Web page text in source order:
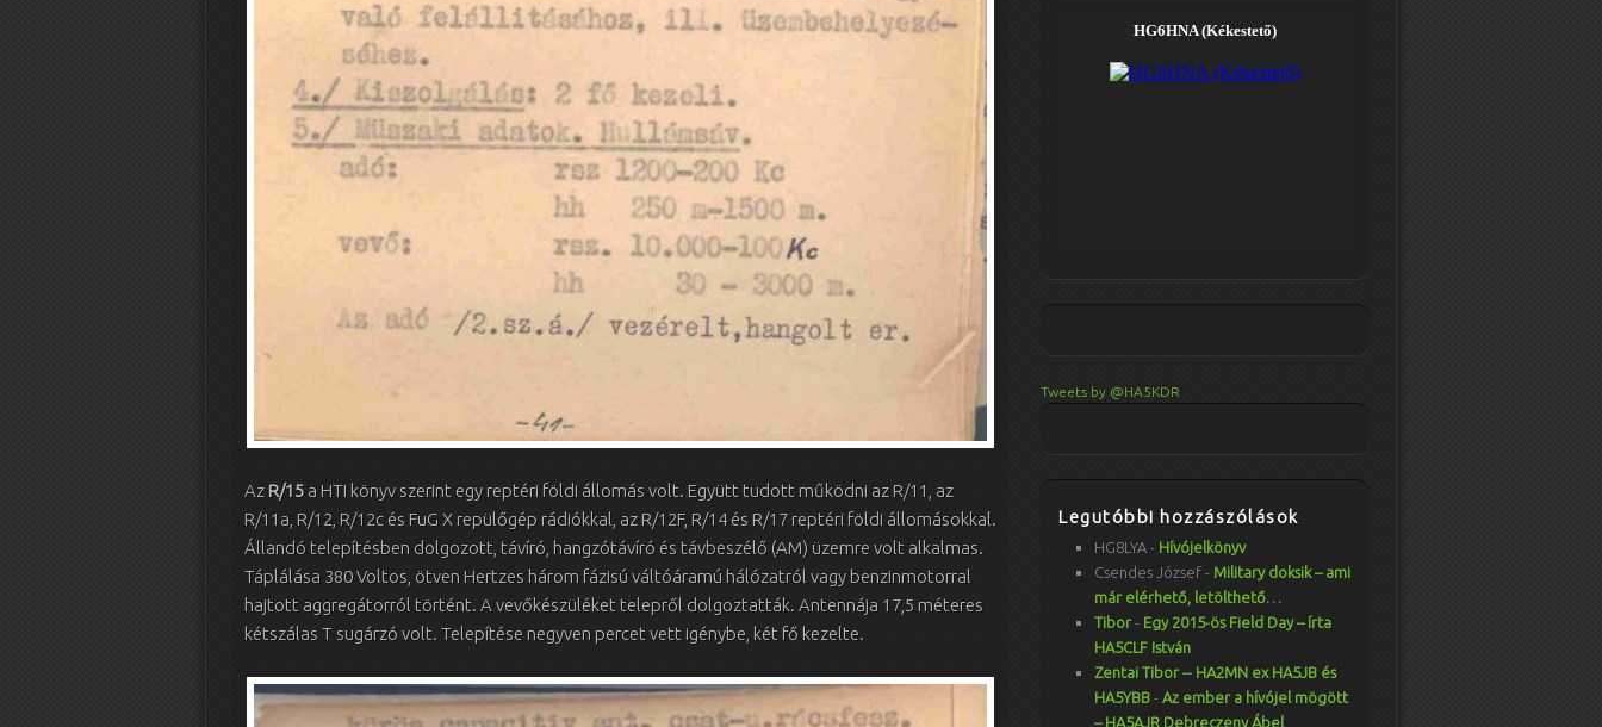
Az R/15 a HTI könyv szerint egy reptéri földi állomás volt. Együtt tudott működni az R/11, az
R/11a, R/12, R/12c és FuG X repülőgép rádiókkal, az R/12F, R/14 és R/17 reptéri földi állomásokkal.
Állandó telepítésben dolgozott, távíró, hangzótávíró és távbeszélő (AM) üzemre volt alkalmas.
Táplálása 380 Voltos, ötven Hertzes három fázisú váltóáramú hálózatról vagy benzinmotorral
hajtott aggregátorról történt. A vevőkészüléket telepről dolgoztatták. Antennája 17,5 méteres
kétszálas T sugárzó volt. Telepítése negyven percet vett igénybe, két fő kezelte.
Tweets by @HA5KDR
Legutóbbi hozzászólások
HG8LYA - Hívójelkönyv
Csendes József - Military doksik – ami
már elérhető, letölthető…
Tibor - Egy 2015-ös Field Day – írta
HA5CLF István
Zentai Tibor -- HA2MN ex HA5JB és
HA5YBB - Az ember a hívójel mögött
– HA5AJR Debreczeny Ábel